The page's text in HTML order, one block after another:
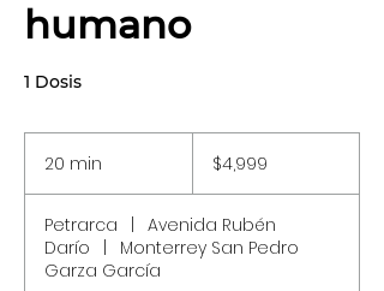
humano
1 Dosis
20 min
m
i
n
pesos
mexicanos
$4,999
Petrarca
Avenida Rubén
Darío
Monterrey San Pedro
Garza García